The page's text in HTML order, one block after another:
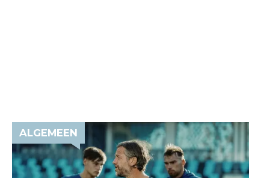
ALGEMEEN